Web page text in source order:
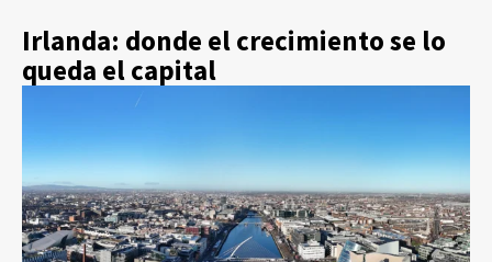
Irlanda: donde el crecimiento se lo
queda el capital